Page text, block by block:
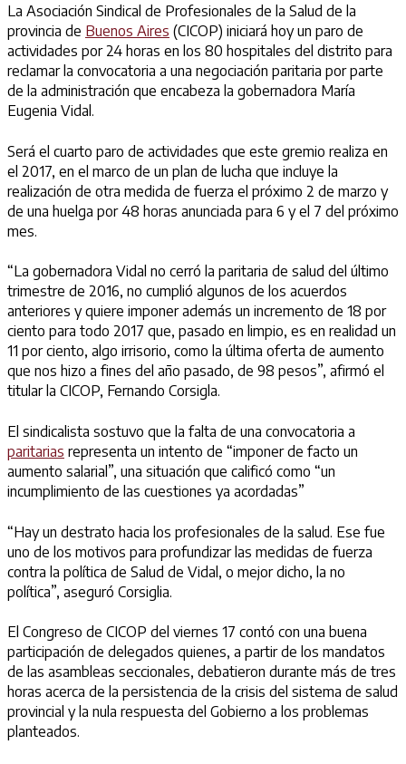
La Asociación Sindical de Profesionales de la Salud de la
provincia de Buenos Aires (CICOP) iniciará hoy un paro de
actividades por 24 horas en los 80 hospitales del distrito para
reclamar la convocatoria a una negociación paritaria por parte
de la administración que encabeza la gobernadora María
Eugenia Vidal.
Será el cuarto paro de actividades que este gremio realiza en
el 2017, en el marco de un plan de lucha que incluye la
realización de otra medida de fuerza el próximo 2 de marzo y
de una huelga por 48 horas anunciada para 6 y el 7 del próximo
mes.
“La gobernadora Vidal no cerró la paritaria de salud del último
trimestre de 2016, no cumplió algunos de los acuerdos
anteriores y quiere imponer además un incremento de 18 por
ciento para todo 2017 que, pasado en limpio, es en realidad un
11 por ciento, algo irrisorio, como la última oferta de aumento
que nos hizo a fines del año pasado, de 98 pesos”, afirmó el
titular la CICOP, Fernando Corsigla.
El sindicalista sostuvo que la falta de una convocatoria a
paritarias representa un intento de “imponer de facto un
aumento salarial”, una situación que calificó como “un
incumplimiento de las cuestiones ya acordadas”
“Hay un destrato hacia los profesionales de la salud. Ese fue
uno de los motivos para profundizar las medidas de fuerza
contra la política de Salud de Vidal, o mejor dicho, la no
política”, aseguró Corsiglia.
El Congreso de CICOP del viernes 17 contó con una buena
participación de delegados quienes, a partir de los mandatos
de las asambleas seccionales, debatieron durante más de tres
horas acerca de la persistencia de la crisis del sistema de salud
provincial y la nula respuesta del Gobierno a los problemas
planteados.